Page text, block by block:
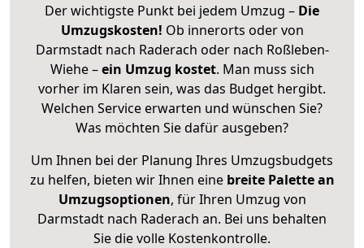
Der wichtigste Punkt bei jedem Umzug – Die
Umzugskosten! Ob innerorts oder von
Darmstadt nach Raderach oder nach Roßleben-
Wiehe –ein Umzug kostet. Man muss sich
vorher im Klaren sein, was das Budget hergibt.
Welchen Service erwarten und wünschen Sie?
Was möchten Sie dafür ausgeben?
Um Ihnen bei der Planung Ihres Umzugsbudgets
zu helfen, bieten wir Ihnen eine breite Palette an
Umzugsoptionen, für Ihren Umzug von
Darmstadt nach Raderach an. Bei uns behalten
Sie die volle Kostenkontrolle.